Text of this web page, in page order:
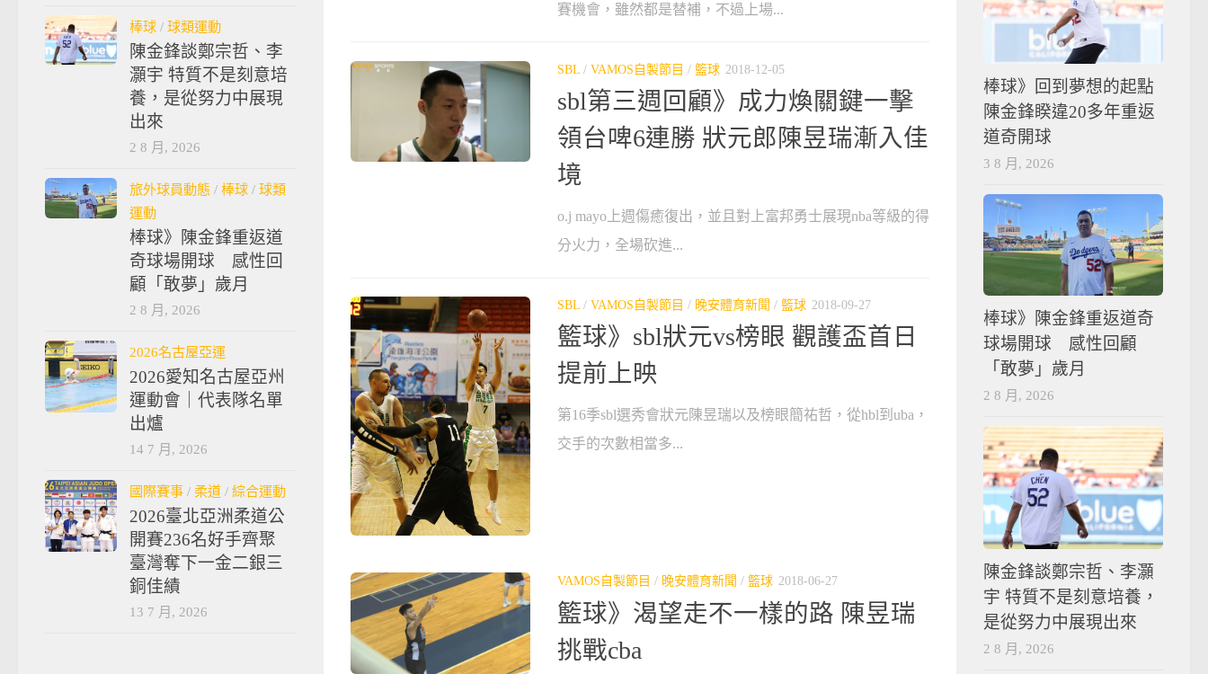
賽機會，雖然都是替補，不過上場...
SBL / VAMOS自製節目 / 籃球 2018-12-05
sbl第三週回顧》成力煥關鍵一擊
領台啤6連勝 狀元郎陳昱瑞漸入佳
境
o.j mayo上週傷癒復出，並且對上富邦勇士展現nba等級的得
分火力，全場砍進...
SBL / VAMOS自製節目 / 晚安體育新聞 / 籃球 2018-09-27
籃球》sbl狀元vs榜眼 觀護盃首日
提前上映
第16季sbl選秀會狀元陳昱瑞以及榜眼簡祐哲，從hbl到uba，
交手的次數相當多...
VAMOS自製節目 / 晚安體育新聞 / 籃球 2018-06-27
籃球》渴望走不一樣的路 陳昱瑞
挑戰cba
棒球 / 球類運動
陳金鋒談鄭宗哲、李
灝宇 特質不是刻意培
養，是從努力中展現
出來
2 8 月, 2026
旅外球員動態 / 棒球 / 球類
運動
棒球》陳金鋒重返道
奇球場開球 感性回
顧「敢夢」歲月
2 8 月, 2026
2026名古屋亞運
2026愛知名古屋亞州
運動會｜代表隊名單
出爐
14 7 月, 2026
國際賽事 / 柔道 / 綜合運動
2026臺北亞洲柔道公
開賽236名好手齊聚
臺灣奪下一金二銀三
銅佳績
13 7 月, 2026
棒球》回到夢想的起點
陳金鋒睽違20多年重返
道奇開球
3 8 月, 2026
棒球》陳金鋒重返道奇
球場開球 感性回顧
「敢夢」歲月
2 8 月, 2026
陳金鋒談鄭宗哲、李灝
宇 特質不是刻意培養，
是從努力中展現出來
2 8 月, 2026